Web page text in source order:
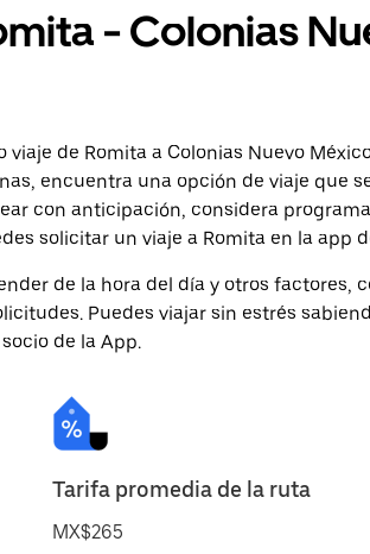
- Colonias
de Romita a Colonias Nuevo
encuentra una opción de viaje que
con anticipación, considera
solicitar un viaje a Romita en la app
de la hora del día y otros factores,
Puedes viajar sin estrés
de la App.
Tarifa promedia de la ruta
MX$265